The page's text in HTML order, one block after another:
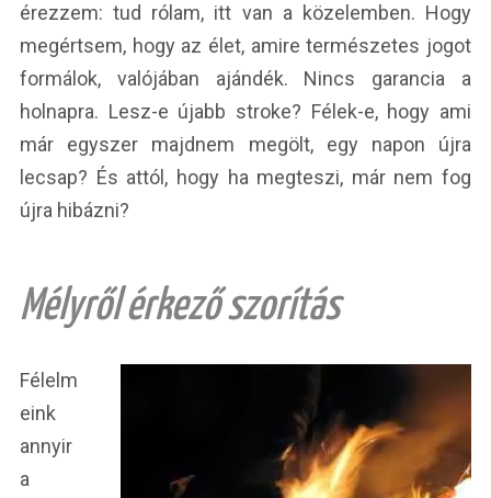
érezzem: tud rólam, itt van a közelemben. Hogy
megértsem, hogy az élet, amire természetes jogot
formálok, valójában ajándék. Nincs garancia a
holnapra. Lesz-e újabb stroke? Félek-e, hogy ami
már egyszer majdnem megölt, egy napon újra
lecsap? És attól, hogy ha megteszi, már nem fog
újra hibázni?
Mélyről érkező szorítás
Félelm
eink
annyir
a